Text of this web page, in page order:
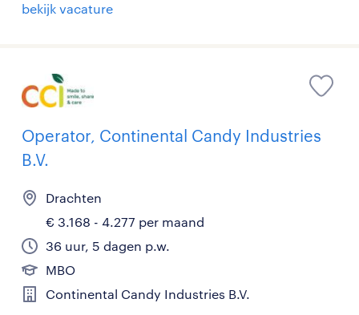
bekijk vacature
Operator, Continental Candy Industries
B.V.
Drachten
€ 3.168 - 4.277 per maand
36 uur, 5 dagen p.w.
MBO
Continental Candy Industries B.V.